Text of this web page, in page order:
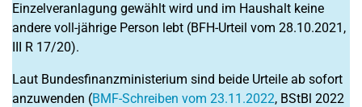
Einzelveranlagung gewählt wird und im Haushalt keine
andere voll-jährige Person lebt (BFH-Urteil vom 28.10.2021,
III R 17/20).
Laut Bundesfinanzministerium sind beide Urteile ab sofort
anzuwenden (BMF-Schreiben vom 23.11.2022, BStBl 2022